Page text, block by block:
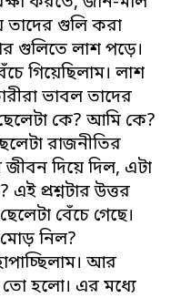
তাদের গুলি করা
গুলিতে লাশ পড়ে।
গিয়েছিলাম। লাশ
ভাবল তাদের
কে? আমি কে?
রাজনীতির
দিয়ে দিল, এটা
প্রশ্নটার উত্তর
বেঁচে গেছে।
মোড় নিল?
আর
তো হলো। এর মধ্যে